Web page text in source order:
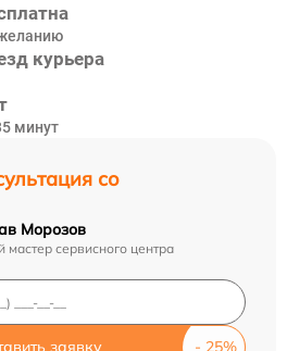
со
Морозов
мастер сервисного центра
заявку
курьера
минут